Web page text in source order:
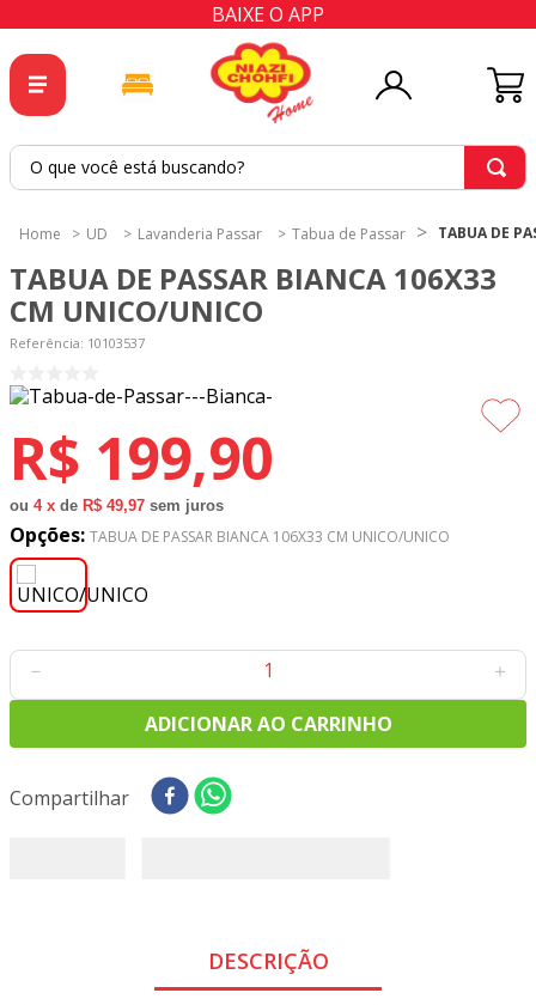
BAIXE O APP
O que você está buscando?
UD Lavanderia Passar Tabua de Passar TABUA DE
TABUA DE PASSAR BIANCA 106X33
CM UNICO/UNICO
Referência: 10103537
R$ 199,90
ou 4 x de R$ 49,97 sem juros
Opções: TABUA DE PASSAR BIANCA 106X33 CM UNICO/UNICO
＋
－
ADICIONAR AO CARRINHO
Compartilhar
DESCRIÇÃO
2º
tapete
cortina
6º
tecido tricoline
7º
percal
8º
tecido oxford
9º
tricoline digital